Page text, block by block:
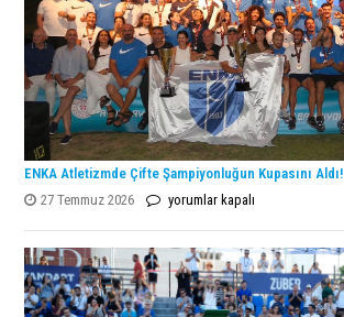
ENKA Atletizmde Çifte Şampiyonluğun Kupasını Aldı!
27 Temmuz 2026
ENKA
Çifte
Şampiyonluğun
Kupasını
yorumlar kapalı